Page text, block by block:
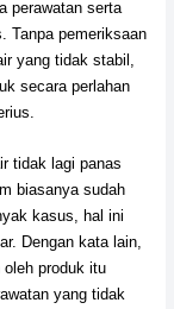
perawatan serta
Tanpa pemeriksaan
yang tidak stabil,
secara perlahan
tidak lagi panas
biasanya sudah
kasus, hal ini
Dengan kata lain,
produk itu
yang tidak